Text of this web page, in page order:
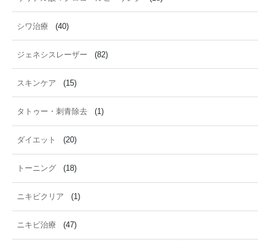
シワ治療 (40)
ジェネシスレーザー (82)
スキンケア (15)
タトゥー・刺青除去 (1)
ダイエット (20)
トーニング (18)
ニキビクリア (1)
ニキビ治療 (47)